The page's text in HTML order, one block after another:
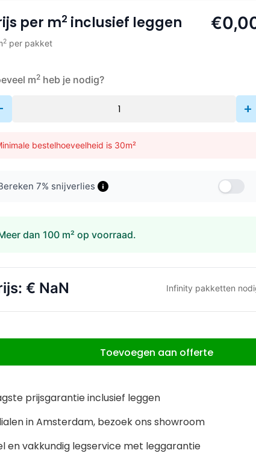
per m2 inclusief leggen
2 per pakket
m2 heb je nodig?
+
bestelhoeveelheid is 30m²
7% snijverlies
dan 100 m² op voorraad.
€ NaN Infinity pakketten
Toevoegen aan offerte
prijsgarantie inclusief leggen
in Amsterdam, bezoek ons showroom
en vakkundig legservice met leggarantie